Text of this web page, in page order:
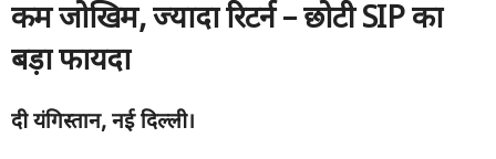
कम जोखिम,ज्यादा रिटर्न – छोटीSIPका
बड़ा फायदा
दी यंगिस्तान, नई दिल्ली।